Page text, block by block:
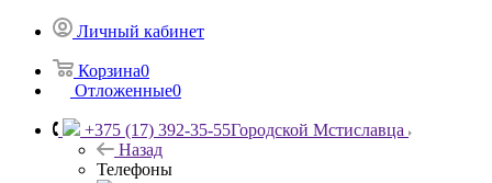
Личный кабинет
Корзина0
Отложенные0
+375 (17) 392-35-55Городской Мстиславца
Назад
Телефоны